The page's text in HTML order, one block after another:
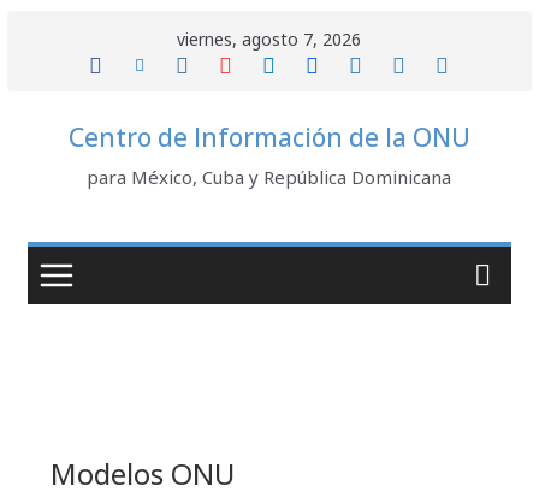
viernes, agosto 7, 2026
Centro de Información de la ONU
para México, Cuba y República Dominicana
Modelos ONU